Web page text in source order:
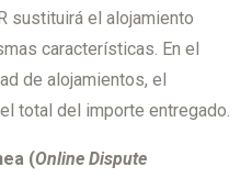
sustituirá el alojamiento
características. En el
de alojamientos, el
total del importe entregado.
(Online Dispute